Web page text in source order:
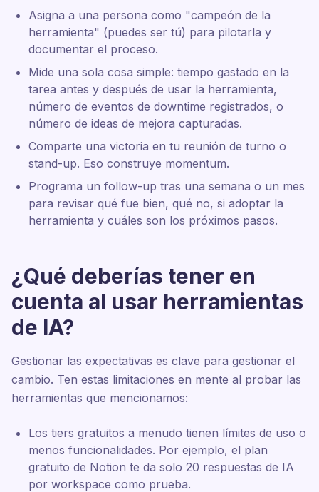
Asigna a una persona como "campeón de la
herramienta" (puedes ser tú) para pilotarla y
documentar el proceso.
Mide una sola cosa simple: tiempo gastado en la
tarea antes y después de usar la herramienta,
número de eventos de downtime registrados, o
número de ideas de mejora capturadas.
Comparte una victoria en tu reunión de turno o
stand-up. Eso construye momentum.
Programa un follow-up tras una semana o un mes
para revisar qué fue bien, qué no, si adoptar la
herramienta y cuáles son los próximos pasos.
¿Qué deberías tener en
cuenta al usar herramientas
de IA?
Gestionar las expectativas es clave para gestionar el
cambio. Ten estas limitaciones en mente al probar las
herramientas que mencionamos:
Los tiers gratuitos a menudo tienen límites de uso o
menos funcionalidades. Por ejemplo, el plan
gratuito de Notion te da solo 20 respuestas de IA
por workspace como prueba.